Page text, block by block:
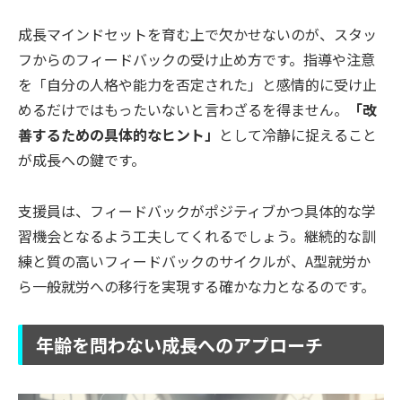
成長マインドセットを育む上で欠かせないのが、スタッ
フからのフィードバックの受け止め方です。指導や注意
を「自分の人格や能力を否定された」と感情的に受け止
めるだけではもったいないと言わざるを得ません。
「改
善するための具体的なヒント」 として冷静に捉えること
が成長への鍵です。
支援員は、フィードバックがポジティブかつ具体的な学
習機会となるよう工夫してくれるでしょう。継続的な訓
練と質の高いフィードバックのサイクルが、A型就労か
ら一般就労への移行を実現する確かな力となるのです。
年齢を問わない成長へのアプローチ